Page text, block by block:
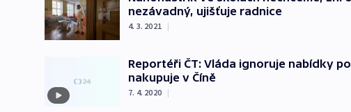
nezávadný, ujišťuje radnice
4. 3. 2021 |
Reportéři ČT: Vláda ignoruje nabídky
nakupuje v Číně
7. 4. 2020 |